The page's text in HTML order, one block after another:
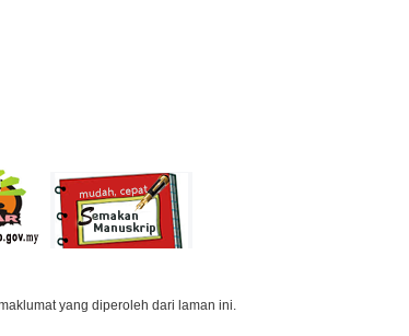
yang diperoleh dari laman ini.